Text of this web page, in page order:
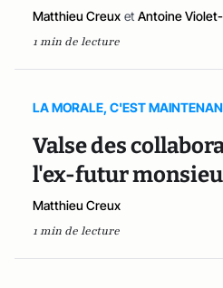
Matthieu Creux et Antoine
1 min de lecture
LA MORALE, C'EST
Valse des
l'ex-futur
Matthieu Creux
1 min de lecture